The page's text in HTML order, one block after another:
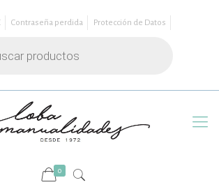
Contraseña perdida
Protección de Datos
0